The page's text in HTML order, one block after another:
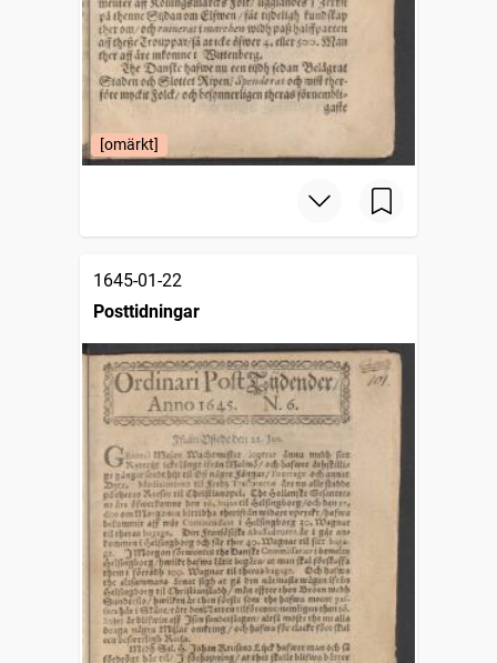
[omärkt]
1645-01-22
Posttidningar